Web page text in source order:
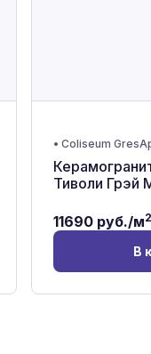
• Coliseum Gres
Тиволи Грэй
11690руб./м2
В